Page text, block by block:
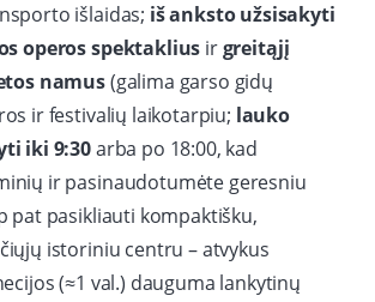
išlaidas; iš anksto užsisakyti
operos spektaklius irgreitąjį
namus(galima garso gidų
ir festivalių laikotarpiu; lauko
iki 9:30arba po 18:00, kad
ir pasinaudotumėte geresniu
pat pasikliauti kompaktišku,
istoriniu centru – atvykus
(≈1 val.) dauguma lankytinų